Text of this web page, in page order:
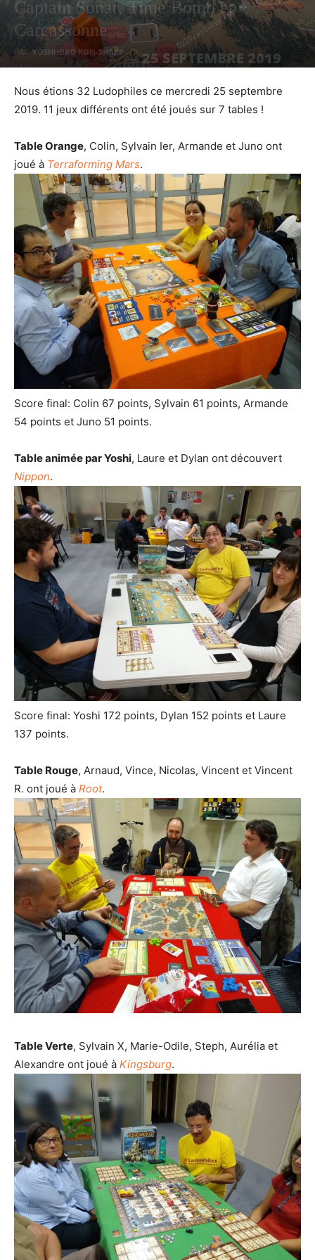
Captain Sonar, Time Bomb et
Carcassonne
PAR YOSHIHIRO KON-SHARP 25 SEPTEMBRE 2019
Nous étions 32 Ludophiles ce mercredi 25 septembre
2019. 11 jeux différents ont été joués sur 7 tables !
Table Orange, Colin, Sylvain Ier, Armande et Juno ont
joué à Terraforming Mars.
Score final: Colin 67 points, Sylvain 61 points, Armande
54 points et Juno 51 points.
Table animée par Yoshi, Laure et Dylan ont découvert
Nippon.
Score final: Yoshi 172 points, Dylan 152 points et Laure
137 points.
Table Rouge, Arnaud, Vince, Nicolas, Vincent et Vincent
R. ont joué à Root.
Table Verte, Sylvain X, Marie-Odile, Steph, Aurélia et
Alexandre ont joué à Kingsburg.